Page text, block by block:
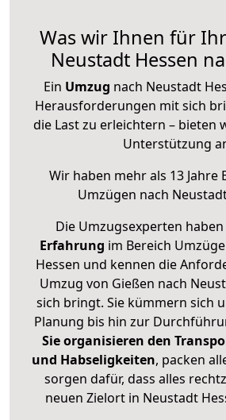
Was wir Ihnen für
Neustadt Hessen
Ein Umzug nach Neustadt
Herausforderungen mit sich
die Last zu erleichtern – bieten
Unterstützung
Wir haben mehr als 13
Umzügen nach
Die Umzugsexperten haben
Erfahrung im Bereich
Hessen und kennen die
Umzug von Gießen nach
sich bringt. Sie kümmern sich
Planung bis hin zur
Sie organisieren den
und Habseligkeiten, packen
sorgen dafür, dass alles
neuen Zielort in Neustadt